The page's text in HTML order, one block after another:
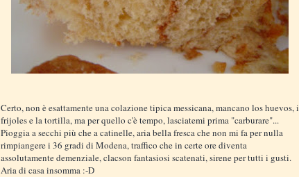
Certo, non è esattamente una colazione tipica messicana, mancano los huevos, i
frijoles e la tortilla, ma per quello c'è tempo, lasciatemi prima "carburare"...
Pioggia a secchi più che a catinelle, aria bella fresca che non mi fa per nulla
rimpiangere i 36 gradi di Modena, traffico che in certe ore diventa
assolutamente demenziale, clacson fantasiosi scatenati, sirene per tutti i gusti.
Aria di casa insomma :-D